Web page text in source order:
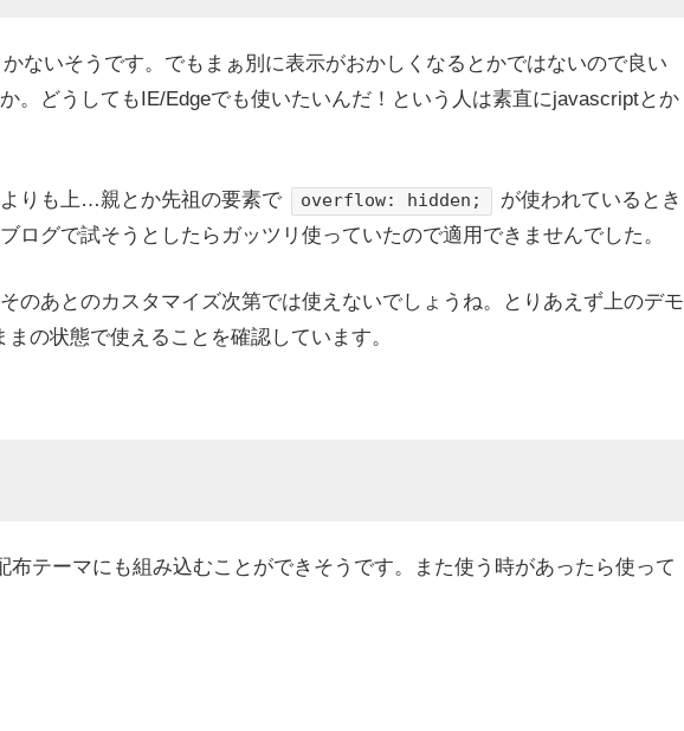
ないそうです。でもまぁ別に表示がおかしくなるとかではないので良い
。どうしてもIE/Edgeでも使いたいんだ！という人は素直にjavascriptとか
りも上…親とか先祖の要素で overflow: hidden;
が使われているとき
ログで試そうとしたらガッツリ使っていたので適用できませんでした。
のあとのカスタマイズ次第では使えないでしょうね。とりあえず上のデモ
の状態で使えることを確認しています。
布テーマにも組み込むことができそうです。また使う時があったら使って